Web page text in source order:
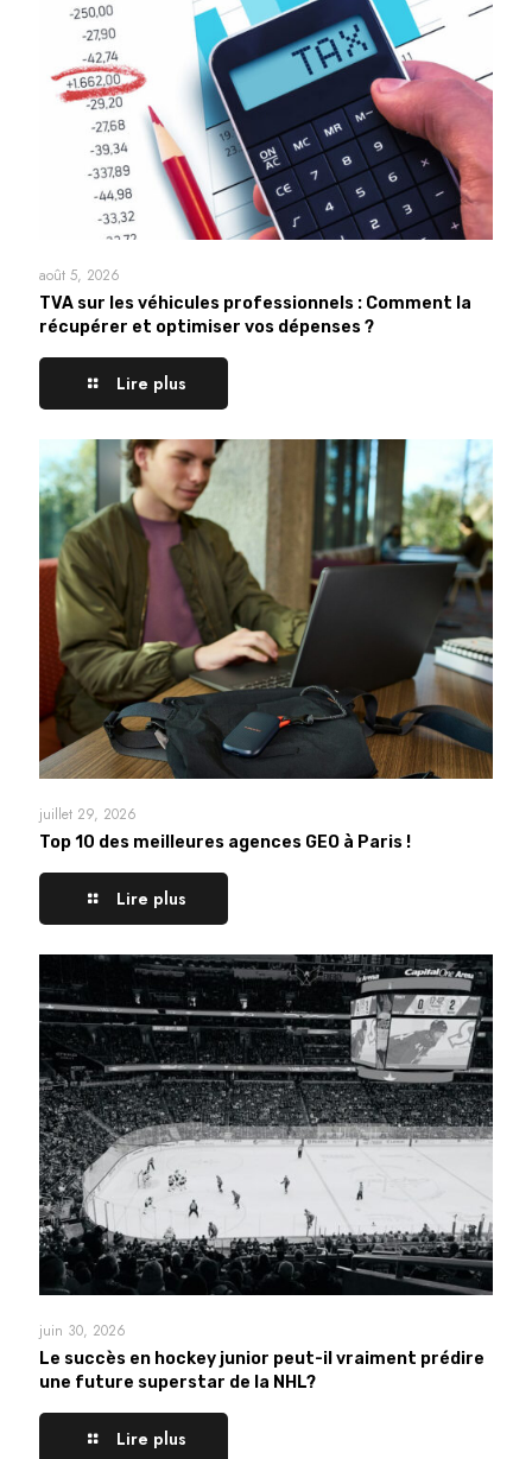
août 5, 2026
TVA sur les véhicules professionnels : Comment la
récupérer et optimiser vos dépenses ?
Lire plus
juillet 29, 2026
Top 10 des meilleures agences GEO à Paris !
Lire plus
juin 30, 2026
Le succès en hockey junior peut-il vraiment prédire
une future superstar de la NHL?
Lire plus